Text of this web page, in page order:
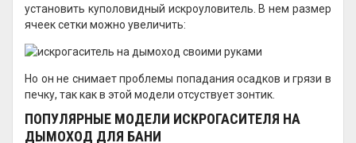
установить куполовидный искроуловитель. В нем размер
ячеек сетки можно увеличить:
Но он не снимает проблемы попадания осадков и грязи в
печку, так как в этой модели отсуствует зонтик.
ПОПУЛЯРНЫЕ МОДЕЛИ ИСКРОГАСИТЕЛЯ НА
ДЫМОХОД ДЛЯ БАНИ